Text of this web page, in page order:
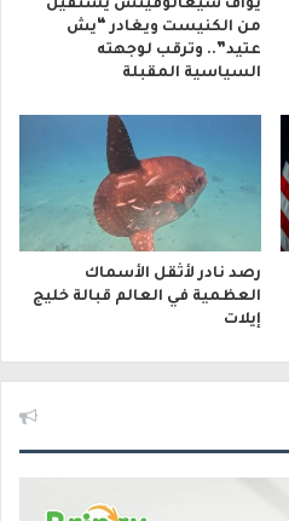
يوآف سيغالوفيتش يستقيل
من الكنيست ويغادر “يش
عتيد”.. وترقب لوجهته
السياسية المقبلة
رصد نادر لأثقل الأسماك
العظمية في العالم قبالة خليج
إيلات